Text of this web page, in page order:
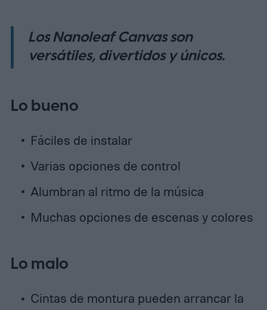
Los Nanoleaf Canvas son
versátiles, divertidos y únicos.
Lo bueno
Fáciles de instalar
Varias opciones de control
Alumbran al ritmo de la música
Muchas opciones de escenas y colores
Lo malo
Cintas de montura pueden arrancar la